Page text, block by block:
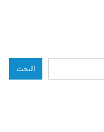
البحث